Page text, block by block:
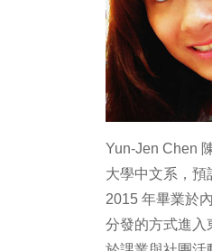
Yun-Jen Chen
大學中文系，預
2015 年畢業於
分發的方式進入